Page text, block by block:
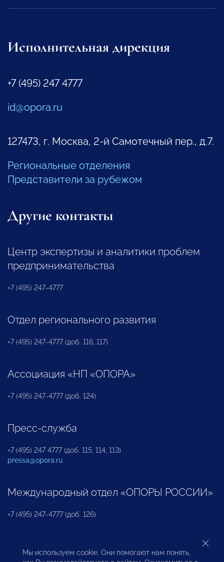
Исполнительная дирекция
+7 (495) 247 4777
id@opora.ru
127473, г. Москва, 2-й Самотечный пер., д.7.
Региональные отделения
Представители за рубежом
Другие контакты
Центр экспертизы и аналитики проблем
предпринимательства
+7 (495) 247-4777
Отдел регионального развития
+7 (495) 247-4777 (доб. 116, 117)
Ассоциация «НП «ОПОРА»
+7 (495) 247-4777 (доб. 124)
Пресс-служба
+7 (495) 247 4777 (доб. 115, 114, 113)
pressa@opora.ru
Международный отдел «ОПОРЫ РОССИИ»
+7 (495) 247-4777 (доб. 126)
Бюро по защите прав предпринимателей и
Мы используем cookie. Они помогают нам понять,